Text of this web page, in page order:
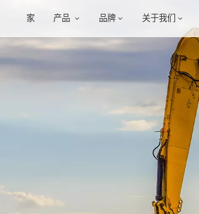
家 产品 品牌 关于我们